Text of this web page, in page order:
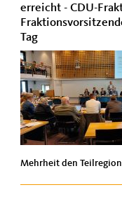
erreicht - CDU-
Tag
Mehrheit den